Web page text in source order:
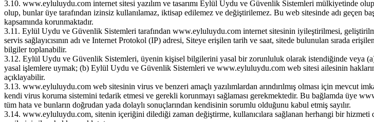
3.10. www.eyluluydu.com internet sitesi yazılım ve tasarımı Eylül Uydu ve Güvenlik Sistemleri mülkiyetinde
olup, bunlar üye tarafından izinsiz kullanılamaz, iktisap edilemez ve değiştirilemez. Bu web sitesinde adı geçen
kapsamında korunmaktadır.
3.11. Eylül Uydu ve Güvenlik Sistemleri tarafından www.eyluluydu.com internet sitesinin iyileştirilmesi,
servis sağlayıcısının adı ve Internet Protokol (IP) adresi, Siteye erişilen tarih ve saat, sitede bulunulan sırada
bilgiler toplanabilir.
3.12. Eylül Uydu ve Güvenlik Sistemleri, üyenin kişisel bilgilerini yasal bir zorunluluk olarak istendiğinde veya
yasal işlemlere uymak; (b) Eylül Uydu ve Güvenlik Sistemleri ve www.eyluluydu.com web sitesi ailesinin
açıklayabilir.
3.13. www.eyluluydu.com web sitesinin virus ve benzeri amaçlı yazılımlardan arındırılmış olması için mevcut
kendi virus koruma sistemini tedarik etmesi ve gerekli korunmayı sağlaması gerekmektedir. Bu bağlamda üye
tüm hata ve bunların doğrudan yada dolaylı sonuçlarından kendisinin sorumlu olduğunu kabul etmiş sayılır.
3.14. www.eyluluydu.com, sitenin içeriğini dilediği zaman değiştirme, kullanıcılara sağlanan herhangi bir